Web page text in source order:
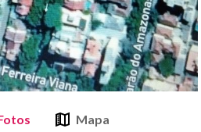
Mapa